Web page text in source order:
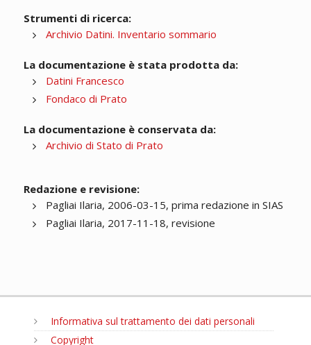
Strumenti di ricerca:
Archivio Datini. Inventario sommario
La documentazione è stata prodotta da:
Datini Francesco
Fondaco di Prato
La documentazione è conservata da:
Archivio di Stato di Prato
Redazione e revisione:
Pagliai Ilaria, 2006-03-15, prima redazione in SIAS
Pagliai Ilaria, 2017-11-18, revisione
Informativa sul trattamento dei dati personali
Copyright